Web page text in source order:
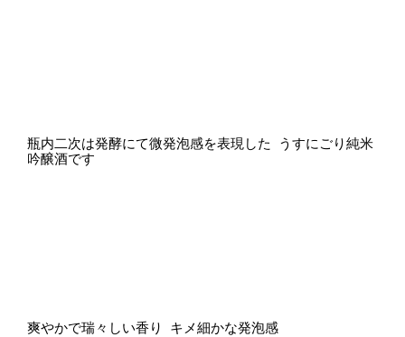
瓶内二次は発酵にて微発泡感を表現した うすにごり純米
吟醸酒です
爽やかで瑞々しい香り キメ細かな発泡感